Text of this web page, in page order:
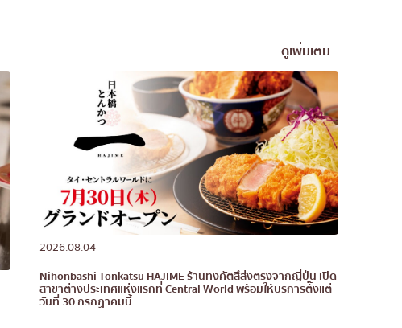
ดูเพิ่มเติม
2026.08.04
Nihonbashi Tonkatsu HAJIME ร้านทงคัตสึส่งตรงจากญี่ปุ่น เปิด
สาขาต่างประเทศแห่งแรกที่ Central World พร้อมให้บริการตั้งแต่
วันที่ 30 กรกฏาคมนี้